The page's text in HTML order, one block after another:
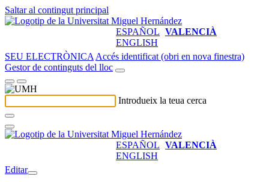
Saltar al contingut principal
ESPAÑOL VALENCIÀ
ENGLISH
SEU ELECTRÒNICA Accés identificat (obri en nova finestra)
Gestor de continguts del lloc
Introdueix la teua cerca
ESPAÑOL VALENCIÀ
ENGLISH
Editar